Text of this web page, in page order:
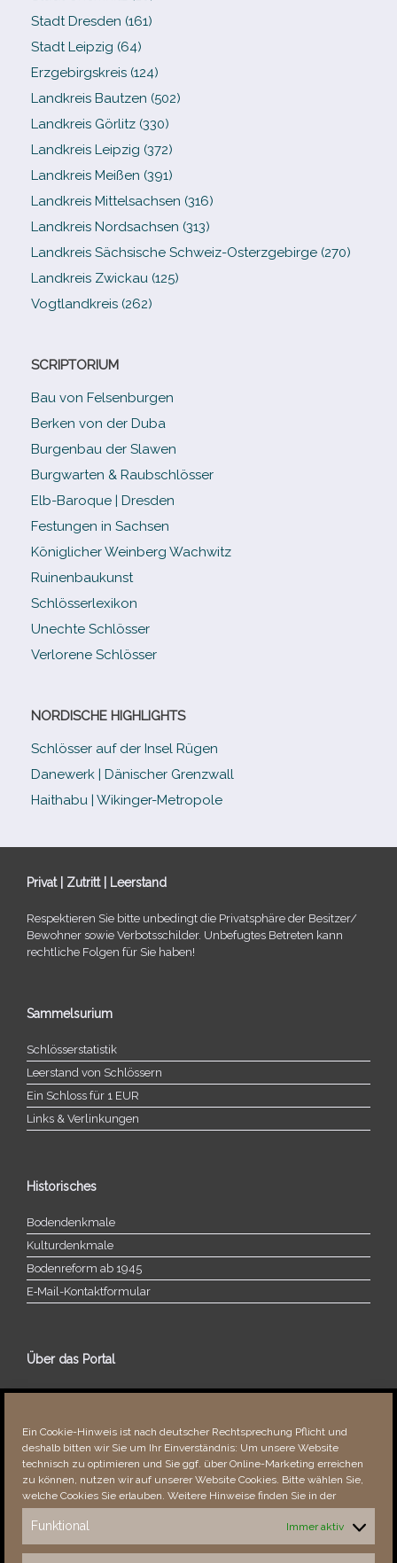
Ein Cookie-Hinweis ist nach deutscher Rechtsprechung Pflicht und
deshalb bitten wir Sie um Ihr Einverständnis: Um unsere Website
technisch zu optimieren und Sie ggf. über Online-Marketing erreichen
zu können, nutzen wir auf unserer Website Cookies. Bitte wählen Sie,
welche Cookies Sie erlauben. Weitere Hinweise finden Sie in der
Funktional Immer aktiv
Stadt Dresden (161)
Stadt Leipzig (64)
Erzgebirgskreis (124)
Landkreis Bautzen (502)
Landkreis Görlitz (330)
Landkreis Leipzig (372)
Landkreis Meißen (391)
Landkreis Mittelsachsen (316)
Landkreis Nordsachsen (313)
Landkreis Sächsische Schweiz-​Osterzgebirge (270)
Landkreis Zwickau (125)
Vogtlandkreis (262)
SCRIPTORIUM
Bau von Felsenburgen
Berken von der Duba
Burgenbau der Slawen
Burgwarten & Raubschlösser
Elb-​Baroque | Dresden
Festungen in Sachsen
Königlicher Weinberg Wachwitz
Ruinenbaukunst
Schlösserlexikon
Unechte Schlösser
Verlorene Schlösser
NORDISCHE HIGHLIGHTS
Schlösser auf der Insel Rügen
Danewerk | Dänischer Grenzwall
Haithabu | Wikinger-Metropole
Privat | Zutritt | Leerstand
Respektieren Sie bitte unbe­dingt die Privatsphäre der Besitzer/​
Bewohner sowie Verbotsschilder. Unbefugtes Betreten kann
recht­li­che Folgen für Sie haben!
Sammelsurium
Schlösserstatistik
Leerstand von Schlössern
Ein Schloss für 1 EUR
Links & Verlinkungen
Historisches
Bodendenkmale
Kulturdenkmale
Bodenreform ab 1945
E‑Mail-​​Kontaktformular
Über das Portal
Über dieses Portal
Fehler bemerkt?
Besucher seit 08/​2021